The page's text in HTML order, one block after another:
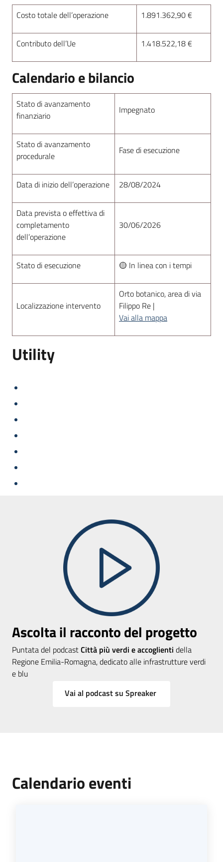
Costo totale dell’operazione 1.891.362,90 €
Contributo dell’Ue 1.418.522,18 €
Calendario e bilancio
Stato di avanzamento
finanziario
Impegnato
Stato di avanzamento
procedurale
Fase di esecuzione
Data di inizio dell’operazione 28/08/2024
Data prevista o effettiva di
completamento
dell’operazione
30/06/2026
Stato di esecuzione 🟡 In linea con i tempi
Localizzazione intervento
Orto botanico, area di via
Filippo Re |
Vai alla mappa
Utility
Ascolta il racconto del progetto
Puntata del podcastCittà più verdi e accoglienti della
Regione Emilia-Romagna, dedicato alle infrastrutture verdi
e blu
Vai al podcast su Spreaker
Calendario eventi